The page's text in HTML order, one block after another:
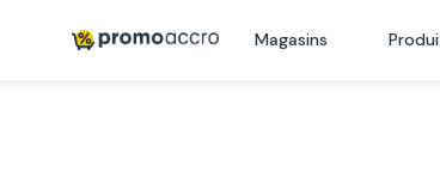
Magasins